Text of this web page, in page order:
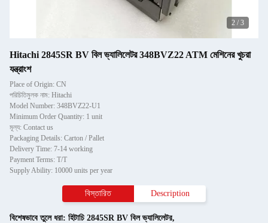
2 / 3
Hitachi 2845SR BV বিল ভ্যালিলেটর 348BVZ22 ATM মেশিনের খুচরা
যন্ত্রাংশ
Place of Origin: CN
পরিচিতিমুলক নাম: Hitachi
Model Number: 348BVZ22-U1
Minimum Order Quantity: 1 unit
মূল্য: Contact us
Packaging Details: Carton / Pallet
Delivery Time: 7-14 working
Payment Terms: T/T
Supply Ability: 10000 units per year
বিস্তারিত Description
বিশেষভাবে তুলে ধরা: হিটাচি 2845SR BV বিল ভ্যালিলেটর,